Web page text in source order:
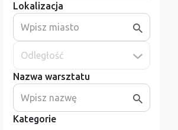
Lokalizacja
Odległość
Nazwa warsztatu
Kategorie